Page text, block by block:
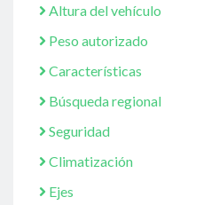
Altura del vehículo
Peso autorizado
Características
Búsqueda regional
Seguridad
Climatización
Ejes